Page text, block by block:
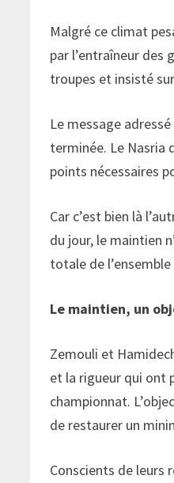
Malgré ce climat
par l’entraîneur des
troupes et insisté
Le message
terminée. Le Nasria
points nécessaires
Car c’est bien là
du jour, le maintien
totale de
Le maintien, un
Zemouli et
et la rigueur qui ont
championnat.
de restaurer un
Conscients de leurs